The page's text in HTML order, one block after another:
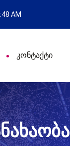
AM
კონტაქტი